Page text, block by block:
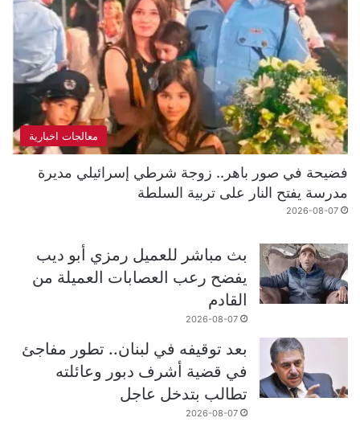
معالجات اخبارية
فضيحة في صور باهر.. زوجة شرطي إسرائيلي مديرة
مدرسة يفتح النار على تربية السلطة
2026-08-07
بث مباشر للعميل رمزي أبو ديب
يفضح رعب العصابات العميلة من
القادم
2026-08-07
بعد توقيفه في لبنان.. تطور مفاجئ
في قضية أشرف دبور وعائلته
تطالب بتدخل عاجل
2026-08-07